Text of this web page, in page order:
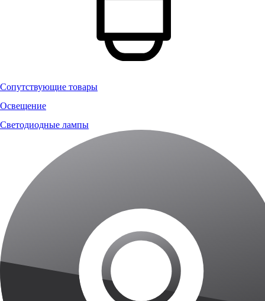
Сопутствующие товары
Освещение
Светодиодные лампы